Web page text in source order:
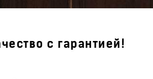
с гарантией!